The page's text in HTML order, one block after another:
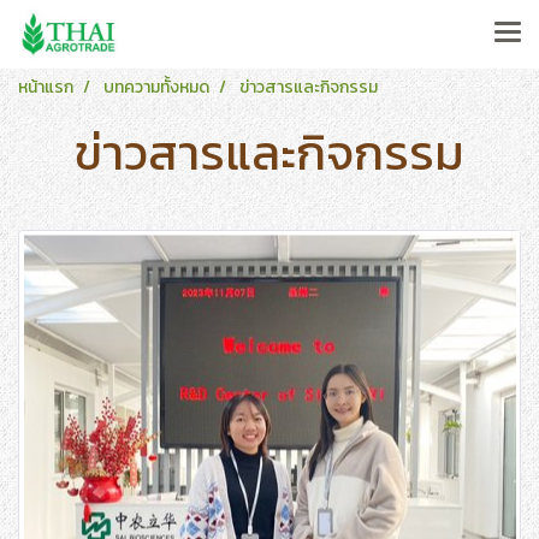
หน้าแรก บทความทั้งหมด ข่าวสารและกิจกรรม
ข่าวสารและกิจกรรม